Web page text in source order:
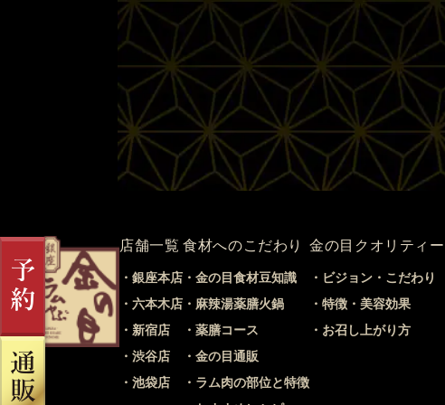
店舗一覧
銀座本店
六本木店
新宿店
渋谷店
池袋店
食材へのこだわり
金の目食材豆知識
麻辣湯薬膳火鍋
薬膳コース
金の目通販
ラム肉の部位と特徴
金の目クオリティー
ビジョン・こだわり
特徴・美容効果
お召し上がり方